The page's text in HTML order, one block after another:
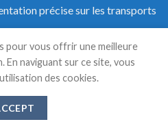
précise sur les transports
pour vous offrir une meilleure
En naviguant sur ce site, vous
des cookies.